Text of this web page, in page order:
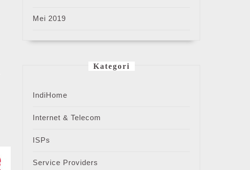
Mei 2019
Kategori
IndiHome
Internet & Telecom
ISPs
Service Providers